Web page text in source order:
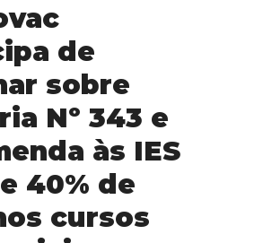
de
sobre
Nº 343 e
às IES
40% de
cursos